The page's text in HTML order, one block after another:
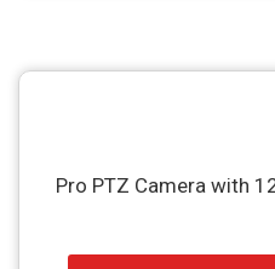
Pro PTZ Camera with